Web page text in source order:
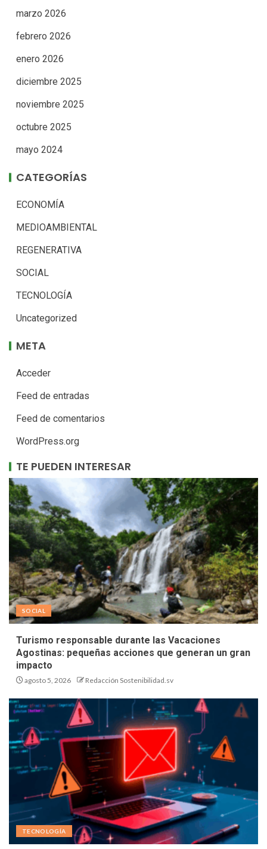
marzo 2026
febrero 2026
enero 2026
diciembre 2025
noviembre 2025
octubre 2025
mayo 2024
CATEGORÍAS
ECONOMÍA
MEDIOAMBIENTAL
REGENERATIVA
SOCIAL
TECNOLOGÍA
Uncategorized
META
Acceder
Feed de entradas
Feed de comentarios
WordPress.org
TE PUEDEN INTERESAR
SOCIAL
Turismo responsable durante las Vacaciones
Agostinas: pequeñas acciones que generan un gran
impacto
agosto 5, 2026 Redacción Sostenibilidad.sv
TECNOLOGÍA